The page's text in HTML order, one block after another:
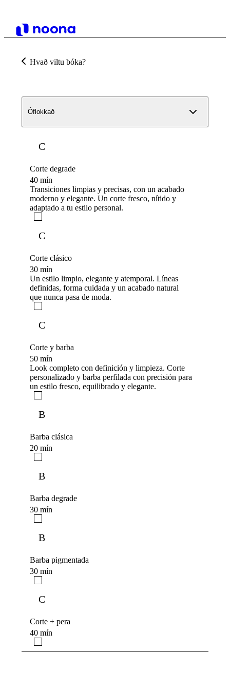
Hvað viltu bóka?
Óflokkað
C
Corte degrade
40 mín
Transiciones limpias y precisas, con un acabado
moderno y elegante. Un corte fresco, nítido y
adaptado a tu estilo personal.
C
Corte clásico
30 mín
Un estilo limpio, elegante y atemporal. Líneas
definidas, forma cuidada y un acabado natural
que nunca pasa de moda.
C
Corte y barba
50 mín
Look completo con definición y limpieza. Corte
personalizado y barba perfilada con precisión para
un estilo fresco, equilibrado y elegante.
B
Barba clásica
20 mín
B
Barba degrade
30 mín
B
Barba pigmentada
30 mín
C
Corte + pera
40 mín